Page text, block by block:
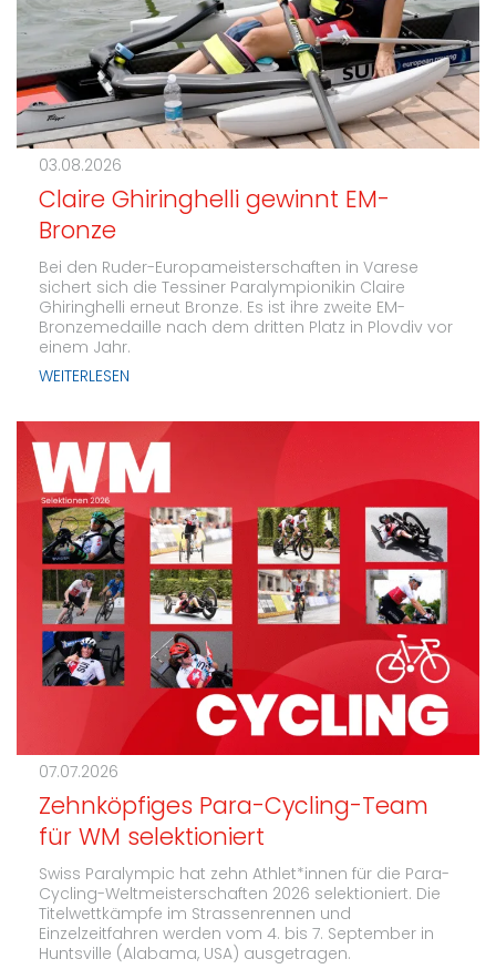
03.08.2026
Claire Ghiringhelli gewinnt EM-
Bronze
Bei den Ruder-Europameisterschaften in Varese
sichert sich die Tessiner Paralympionikin Claire
Ghiringhelli erneut Bronze. Es ist ihre zweite EM-
Bronzemedaille nach dem dritten Platz in Plovdiv vor
einem Jahr.
WEITERLESEN
07.07.2026
Zehnköpfiges Para-Cycling-Team
für WM selektioniert
Swiss Paralympic hat zehn Athlet*innen für die Para-
Cycling-Weltmeisterschaften 2026 selektioniert. Die
Titelwettkämpfe im Strassenrennen und
Einzelzeitfahren werden vom 4. bis 7. September in
Huntsville (Alabama, USA) ausgetragen.